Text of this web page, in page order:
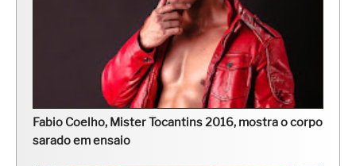
Fabio Coelho, Mister Tocantins 2016, mostra o corpo
sarado em ensaio